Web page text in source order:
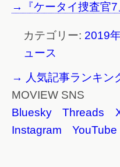
→『ケータイ捜査官7
カテゴリー: 2019
ュース
→ 人気記事ランキン
MOVIEW SNS
Bluesky
Threads
Instagram
YouTube